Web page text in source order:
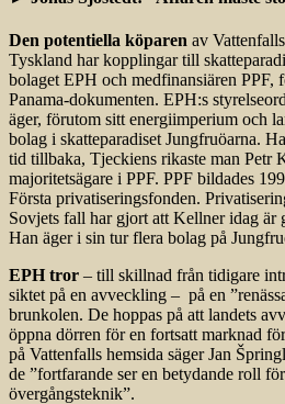
Den potentiella köparen av
Tyskland har kopplingar till
bolaget EPH och medfinansiären PPF,
Panama-dokumenten. EPH:s
äger, förutom sitt energiimperium och
bolag i skatteparadiset Jungfruöarna.
tid tillbaka, Tjeckiens rikaste man Petr
majoritetsägare i PPF. PPF bildades
Första privatiseringsfonden.
Sovjets fall har gjort att Kellner idag är
Han äger i sin tur flera bolag på
EPH tror – till skillnad från tidigare
siktet på en avveckling – på en
brunkolen. De hoppas på att landets
öppna dörren för en fortsatt marknad
på Vattenfalls hemsida säger Jan
de ”fortfarande ser en betydande roll
övergångsteknik”.